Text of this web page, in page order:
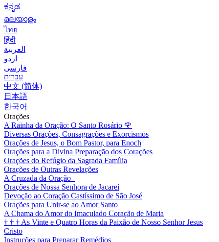
ಕನ್ನಡ
മലയാളം
ไทย
हिंदी
العربية
اردو
فارسی
עִברִית
中文 (简体)
日本語
한국어
Orações
A Rainha da Oração: O Santo Rosário 🌹
Diversas Orações, Consagrações e Exorcismos
Orações de Jesus, o Bom Pastor, para Enoch
Orações para a Divina Preparação dos Corações
Orações do Refúgio da Sagrada Família
Orações de Outras Revelações
A Cruzada da Oração
Orações de Nossa Senhora de Jacareí
Devoção ao Coração Castíssimo de São José
Orações para Unir-se ao Amor Santo
A Chama do Amor do Imaculado Coração de Maria
† † † As Vinte e Quatro Horas da Paixão de Nosso Senhor Jesus
Cristo
Instruções para Preparar Remédios